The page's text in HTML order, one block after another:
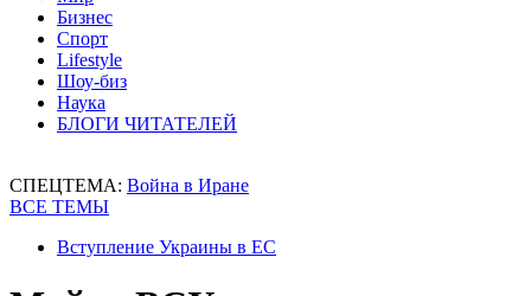
Бизнес
Спорт
Lifestyle
Шоу-биз
Наука
БЛОГИ ЧИТАТЕЛЕЙ
СПЕЦТЕМА: Война в Иране
ВСЕ ТЕМЫ
Вступление Украины в ЕС